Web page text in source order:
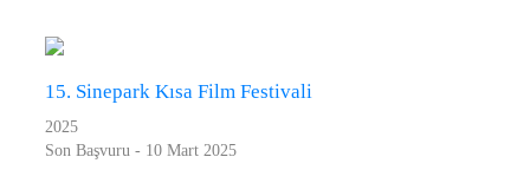
15. Sinepark Kısa Film Festivali
2025
Son Başvuru - 10 Mart 2025